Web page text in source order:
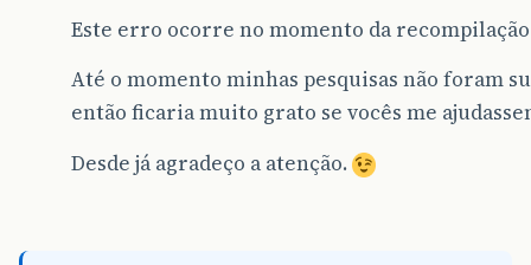
Este erro ocorre no momento da
Até o momento minhas pesquisas não foram
então ficaria muito grato se vocês me
Desde já agradeço a atenção.